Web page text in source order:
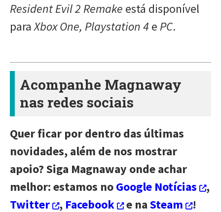
Resident Evil 2 Remake está disponível
paraXbox One, Playstation 4 e PC.
Acompanhe Magnaway
nas redes sociais
Quer ficar por dentro das últimas
novidades, além de nos mostrar
apoio? Siga Magnaway onde achar
melhor: estamos noGoogle Notícias
,
Twitter
, Facebook e naSteam !